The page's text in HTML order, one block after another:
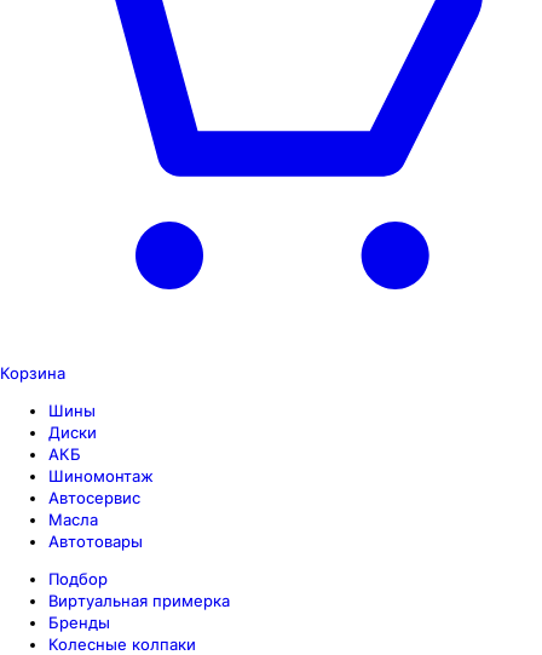
Корзина
Шины
Диски
АКБ
Шиномонтаж
Автосервис
Масла
Автотовары
Подбор
Виртуальная примерка
Бренды
Колесные колпаки